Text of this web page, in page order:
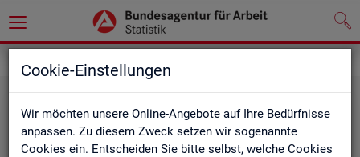
Cookie-Einstellungen
Wir möchten unsere Online-Angebote auf Ihre Bedürfnisse
anpassen. Zu diesem Zweck setzen wir sogenannte
Cookies ein. Entscheiden Sie bitte selbst, welche Cookies